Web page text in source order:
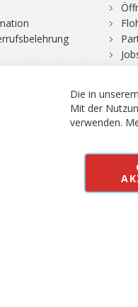
Vertrag
Alle Preise inkl.
Die in
Mit der
verwenden.